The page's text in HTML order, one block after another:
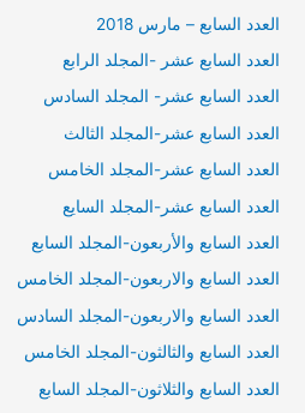
العدد السابع – مارس 2018
العدد السابع عشر -المجلد الرابع
العدد السابع عشر- المجلد السادس
العدد السابع عشر-المجلد الثالث
العدد السابع عشر-المجلد الخامس
العدد السابع عشر-المجلد السايع
العدد السابع والأربعون-المجلد السابع
العدد السابع والاربعون-المجلد الخامس
العدد السابع والاربعون-المجلد السادس
العدد السابع والثالثون-المجلد الخامس
العدد السابع والثلاثون-المجلد السابع